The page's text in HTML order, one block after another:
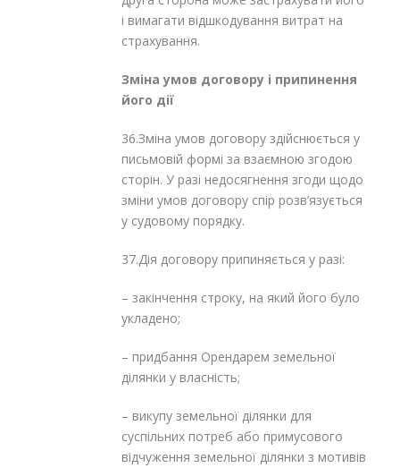
і вимагати відшкодування витрат на
страхування.
Зміна умов договору і припинення
його дії
36.Зміна умов договору здійснюється у
письмовій формі за взаємною згодою
сторін. У разі недосягнення згоди щодо
зміни умов договору спір розв’язується
у судовому порядку.
37.Дія договору припиняється у разі:
– закінчення строку, на який його було
укладено;
– придбання Орендарем земельної
ділянки у власність;
– викупу земельної ділянки для
суспільних потреб або примусового
відчуження земельної ділянки з мотивів